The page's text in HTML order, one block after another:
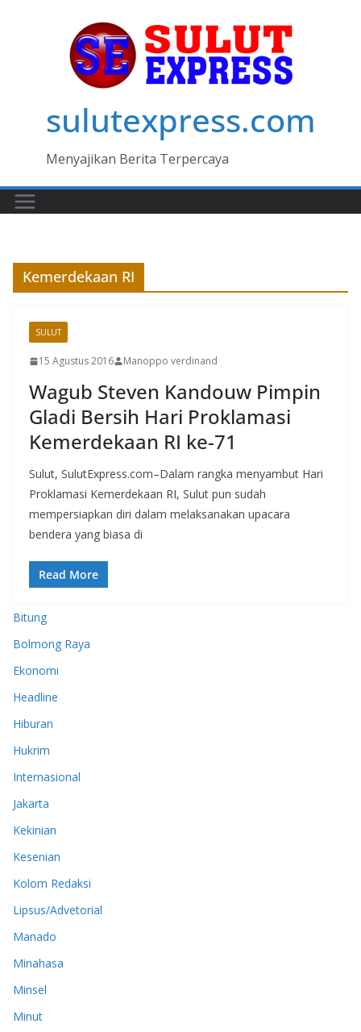
sulutexpress.com
Menyajikan Berita Terpercaya
Kemerdekaan RI
SULUT
15 Agustus 2016 Manoppo verdinand
Wagub Steven Kandouw Pimpin
Gladi Bersih Hari Proklamasi
Kemerdekaan RI ke-71
Sulut, SulutExpress.com–Dalam rangka menyambut Hari
Proklamasi Kemerdekaan RI, Sulut pun sudah
mempersiapkan diri dalam melaksanakan upacara
bendera yang biasa di
Read More
Bitung
Bolmong Raya
Ekonomi
Headline
Hiburan
Hukrim
Internasional
Jakarta
Kekinian
Kesenian
Kolom Redaksi
Lipsus/Advetorial
Manado
Minahasa
Minsel
Minut